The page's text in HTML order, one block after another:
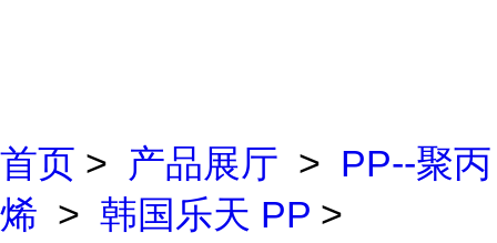
首页 > 产品展厅 > PP--聚丙
烯 > 韩国乐天 PP >